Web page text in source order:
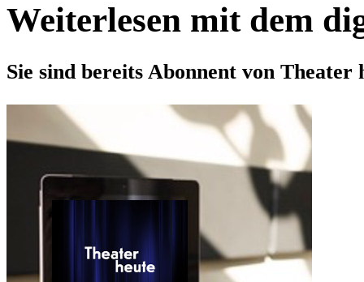
Weiterlesen mit dem
Sie sind bereits Abonnent von Theater